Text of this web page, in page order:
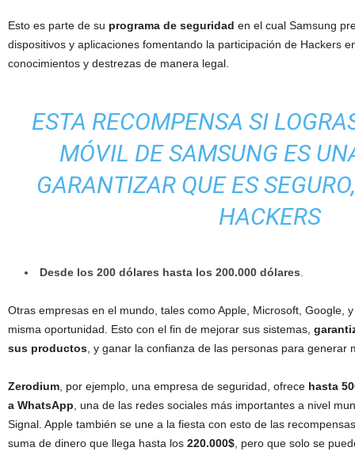
Esto es parte de su programa de seguridad en el cual Samsung
dispositivos y aplicaciones fomentando la participación de Hackers
conocimientos y destrezas de manera legal.
ESTA RECOMPENSA SI
MÓVIL DE SAMSUNG ES
GARANTIZAR QUE ES
HACKERS
Desde los 200 dólares hasta los 200.000 dólares
Otras empresas en el mundo, tales como Apple, Microsoft, Google,
misma oportunidad. Esto con el fin de mejorar sus sistemas,
sus productos , y ganar la confianza de las personas para generar
Zerodium , por ejemplo, una empresa de seguridad, ofrece hasta
a WhatsApp
una de las redes sociales más importantes a nivel
Signal . Apple también se une a la fiesta con esto de las
suma de dinero que llega hasta los 220.000$ , pero que solo se